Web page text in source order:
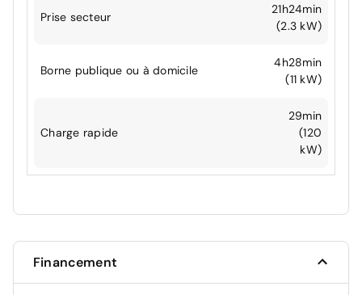
Prise secteur
21h24min
(2.3 kW)
Borne publique ou à domicile
4h28min
(11 kW)
Charge rapide
29min
(120
kW)
Financement